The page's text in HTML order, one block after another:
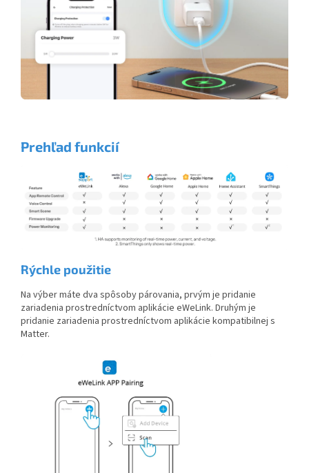
Prehľad funkcií
Rýchle použitie
Na výber máte dva spôsoby párovania, prvým je pridanie
zariadenia prostredníctvom aplikácie eWeLink. Druhým je
pridanie zariadenia prostredníctvom aplikácie kompatibilnej s
Matter.